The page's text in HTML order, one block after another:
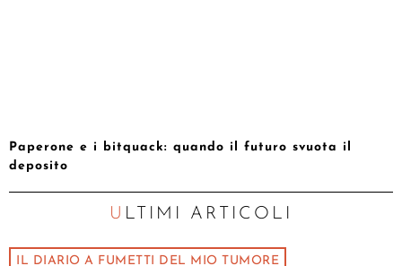
Paperone e i bitquack: quando il futuro svuota il
deposito
ULTIMI ARTICOLI
IL DIARIO A FUMETTI DEL MIO TUMORE